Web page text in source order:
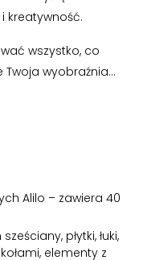
kreatywność.
wszystko, co
Twoja wyobraźnia…
Alilo – zawiera 40
płytki, łuki,
elementy z